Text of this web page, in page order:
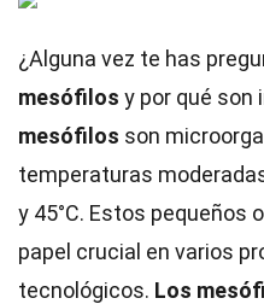
¿Alguna vez te has
mesófilos y por qué son
mesófilos son
temperaturas
y 45°C. Estos pequeños
papel crucial en varios
tecnológicos. Los